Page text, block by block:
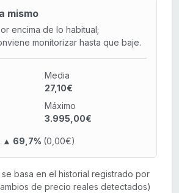
mismo
encima de lo habitual;
monitorizar hasta que baje.
Media
27,10€
Máximo
3.995,00€
▲ 69,7% (0,00€)
se basa en el historial registrado por
de precio reales detectados)